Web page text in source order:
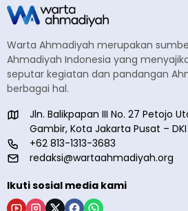
Warta Ahmadiyah merupakan
Ahmadiyah Indonesia yang
seputar kegiatan dan pandangan
berbagai hal.
Jln. Balikpapan III No. 27 Petojo
Gambir, Kota Jakarta Pusat – DKI
+62 813-1313-3683
redaksi@wartaahmadiyah.org
Ikuti sosial media kami